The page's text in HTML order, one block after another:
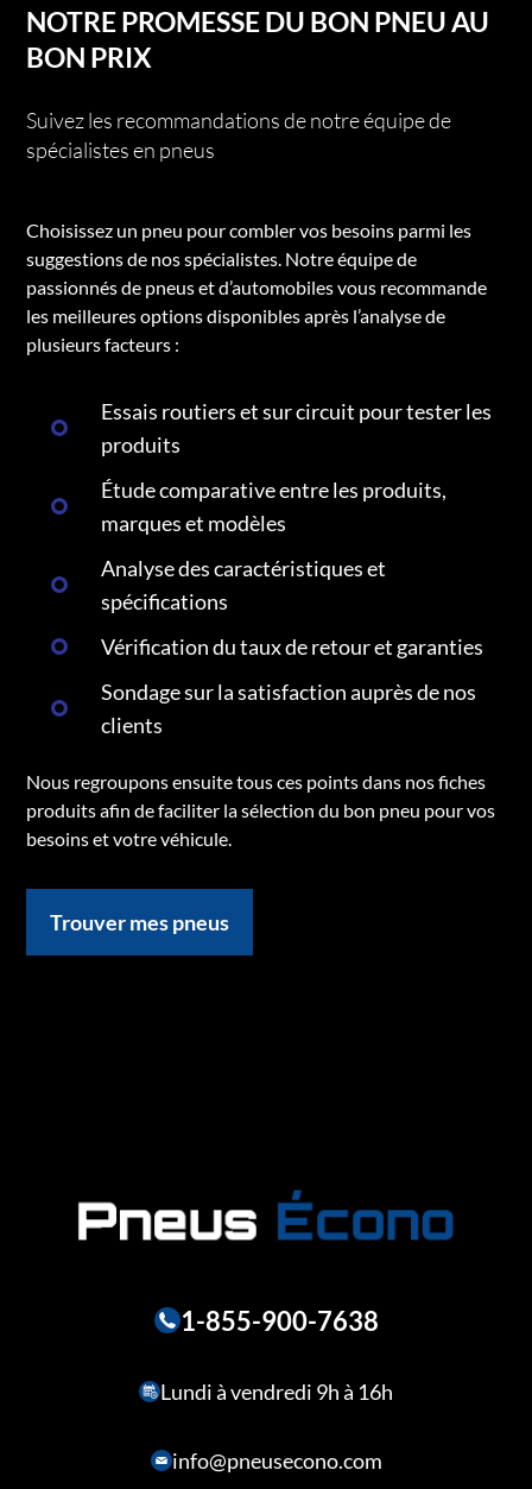
NOTRE PROMESSE DU BON PNEU AU
BON PRIX
Suivez les recommandations de notre équipe de
spécialistes en pneus
Choisissez un pneu pour combler vos besoins parmi les
suggestions de nos spécialistes. Notre équipe de
passionnés de pneus et d’automobiles vous recommande
les meilleures options disponibles après l’analyse de
plusieurs facteurs :
Essais routiers et sur circuit pour tester les
produits
Étude comparative entre les produits,
marques et modèles
Analyse des caractéristiques et
spécifications
Vérification du taux de retour et garanties
Sondage sur la satisfaction auprès de nos
clients
Nous regroupons ensuite tous ces points dans nos fiches
produits afin de faciliter la sélection du bon pneu pour vos
besoins et votre véhicule.
Trouver mes pneus
1-855-900-7638
Lundi à vendredi 9h à 16h
info@pneusecono.com